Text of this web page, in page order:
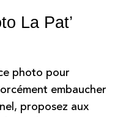
La Pat’
photo pour
embaucher
proposez aux